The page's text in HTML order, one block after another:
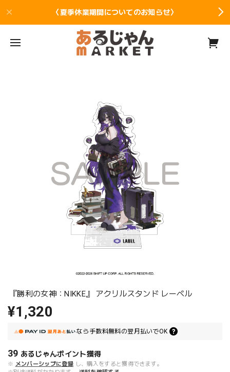
〈夏季休業期間についてのお知らせ〉
『勝利の女神：NIKKE』 アクリルスタンド レーベル
¥1,320
なら 手数料無料の翌月払いでOK
39 あるじゃんポイント獲得
※ メンバーシップに登録 し、購入をすると獲得できます。